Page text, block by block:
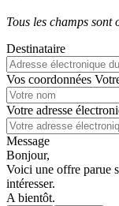
Tous les champs sont
Destinataire
Vos coordonnées
Votre adresse
Message
Bonjour,
Voici une offre parue
intéresser.
A bientôt.